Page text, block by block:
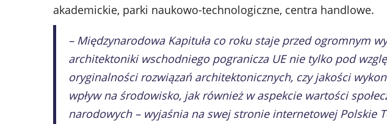
akademickie, parki naukowo-technologiczne, centra handlowe.
– Międzynarodowa Kapituła co roku staje przed ogromnym
architektoniki wschodniego pogranicza UE nie tylko pod
oryginalności rozwiązań architektonicznych, czy jakości
wpływ na środowisko, jak również w aspekcie wartości
narodowych – wyjaśnia na swej stronie internetowej Polskie